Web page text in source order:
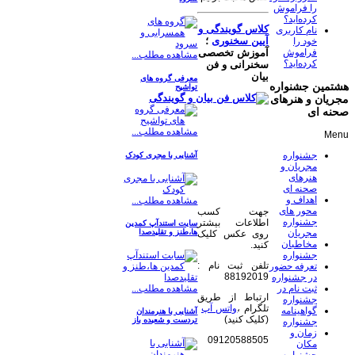
مشاهده مطلب...
معرفی گروه های
تواشیح
مشاهده مطلب...
آشنایی با مجری کودک
مشاهده مطلب...
سایت استندآپ کمدین
ها،طنز و تقلیدصدا
مشاهده مطلب...
آشنایی با هنرمندان
تردست و شعبده باز
کلاس گویندگی و
آیین سخنوری ؛
آموزش تخصصی
سخنرانی و فن
بیان
جهت کسب
اطلاعات بیشتر
روی عکس کلیک
کنید.
تلفن ثبت نام :
88192019
ارتباط از طریق
تلگرام ،واتس آپ
(کلیک کنید)
09120588505
را فراموش
کرده‌اید؟
نام کاربری
خود را
فراموش
کرده‌اید؟
هشتمین جشنواره
مجریان و هنرهای
صحنه ای
Menu
جشنواره
مجریان و
هنرهای
صحنه ای
اهداف و
محور های
جشنواره
مجریان
مخاطبان
جشنواره
تعرفه حضور
در جشنواره
ثبت نام در
جشنواره
گواهینامه
جشنواره
زمان و
مکان